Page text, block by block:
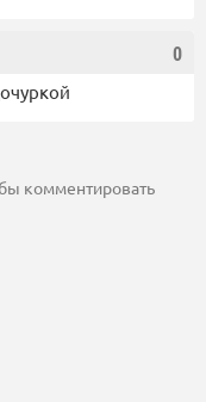
0
комментировать